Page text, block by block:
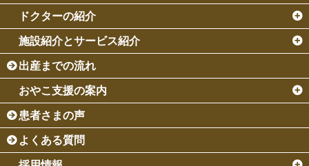
ドクターの紹介
施設紹介とサービス紹介
出産までの流れ
おやこ支援の案内
患者さまの声
よくある質問